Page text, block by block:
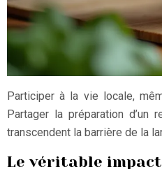
Participer à la vie locale,
Partager la préparation d’un
transcendent la barrière de la
Le véritable